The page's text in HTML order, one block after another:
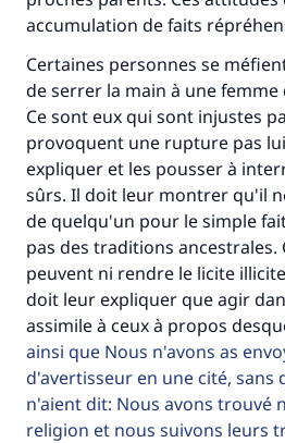
accumulation de faits
Certaines personnes se
de serrer la main à une
Ce sont eux qui sont injustes
provoquent une rupture pas
expliquer et les pousser à
sûrs. Il doit leur montrer qu'il
de quelqu'un pour le simple
pas des traditions ancestrales.
peuvent ni rendre le licite
doit leur expliquer que agir
assimile à ceux à propos
ainsi que Nous n'avons as
d'avertisseur en une cité, sans
n'aient dit: Nous avons trouvé
religion et nous suivons leurs